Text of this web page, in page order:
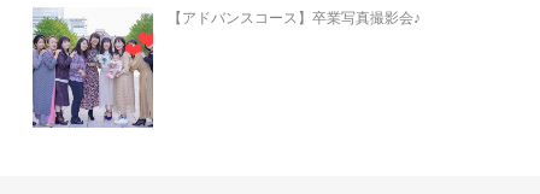
【アドバンスコース】卒業写真撮影会♪